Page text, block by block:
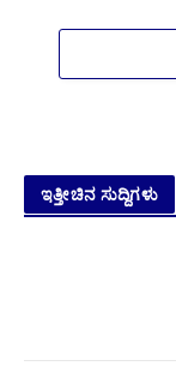
ಇತ್ತೀಚಿನ ಸುದ್ದಿಗಳು